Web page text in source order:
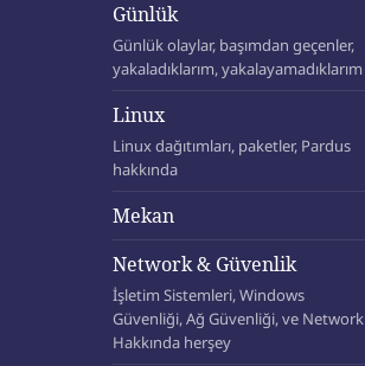
Günlük
Günlük olaylar, başımdan geçenler,
yakaladıklarım, yakalayamadıklarım
Linux
Linux dağıtımları, paketler, Pardus
hakkında
Mekan
Network & Güvenlik
İşletim Sistemleri, Windows
Güvenliği, Ağ Güvenliği, ve Network
Hakkında herşey